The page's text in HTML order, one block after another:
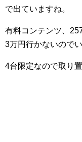
で出ていますね。
有料コンテンツ、
3万円行かないのでい
4台限定なので取り